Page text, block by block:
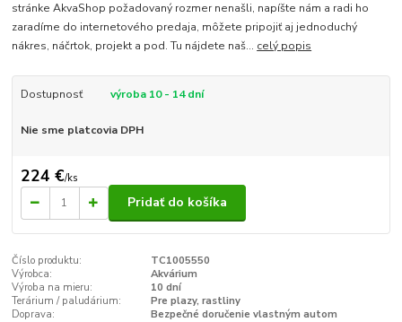
stránke AkvaShop požadovaný rozmer nenašli, napíšte nám a radi ho
zaradíme do internetového predaja, môžete pripojiť aj jednoduchý
nákres, náčrtok, projekt a pod. Tu nájdete naš... celý popis
Dostupnosť výroba 10 - 14 dní
Nie sme platcovia DPH
224 €/ks
Pridať do košíka
Číslo produktu:
TC1005550
Výrobca:
Akvárium
Výroba na mieru:
10 dní
Terárium / paludárium:
Pre plazy, rastliny
Doprava:
Bezpečné doručenie vlastným autom